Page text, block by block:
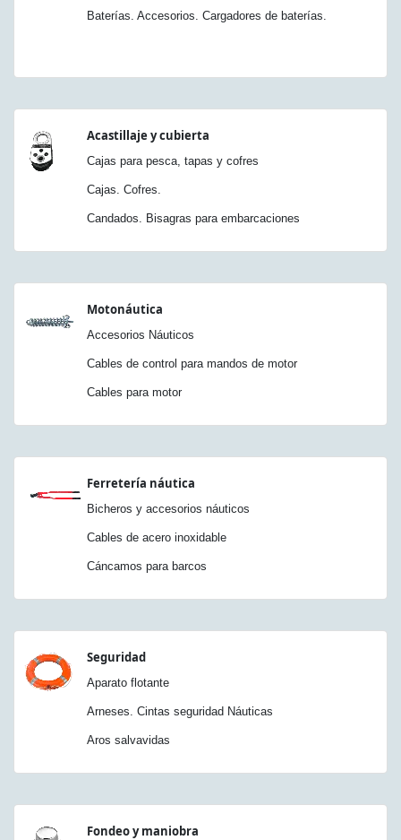
Baterías. Accesorios. Cargadores de baterías.
Acastillaje y cubierta
Cajas para pesca, tapas y cofres
Cajas. Cofres.
Candados. Bisagras para embarcaciones
Motonáutica
Accesorios Náuticos
Cables de control para mandos de motor
Cables para motor
Ferretería náutica
Bicheros y accesorios náuticos
Cables de acero inoxidable
Cáncamos para barcos
Seguridad
Aparato flotante
Arneses. Cintas seguridad Náuticas
Aros salvavidas
Fondeo y maniobra